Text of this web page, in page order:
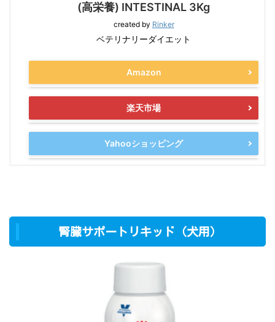
(高栄養) INTESTINAL 3Kg
created by Rinker
ベテリナリーダイエット
Amazon
楽天市場
Yahooショッピング
腎臓サポートリキッド（犬用）